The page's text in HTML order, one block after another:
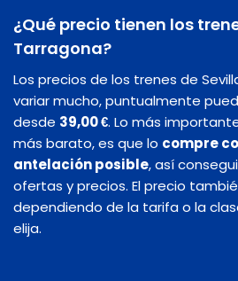
¿Qué precio tienen los
Tarragona?
Los precios de los trenes de
variar mucho, puntualmente
desde 39,00 €. Lo más
más barato, es que lo compre
antelación posible, así
ofertas y precios. El precio
dependiendo de la tarifa o la
elija.